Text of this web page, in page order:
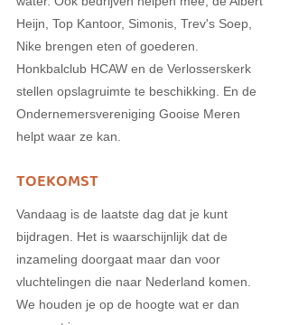
Heijn, Top Kantoor, Simonis, Trev's Soep,
Nike brengen eten of goederen.
Honkbalclub HCAW en de Verlosserskerk
stellen opslagruimte te beschikking. En de
Ondernemersvereniging Gooise Meren
helpt waar ze kan.
TOEKOMST
Vandaag is de laatste dag dat je kunt
bijdragen. Het is waarschijnlijk dat de
inzameling doorgaat maar dan voor
vluchtelingen die naar Nederland komen.
We houden je op de hoogte wat er dan